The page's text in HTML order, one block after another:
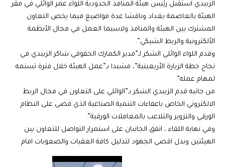
الزبيدي استقبل رئيس هيئة المنافذ الحدودية اللواء عمر الوائلي في مقر
الهيئة بالعاصمة بغداد وناقشا عدة مواضيع فيما يخص التعاون
المشترك بين الهيئة والمنافذ ولاسيما العمل في مجال الأنظمة
الألكترونية والربط الشبكي”.
وقدم اللواء الوائلي الشكر لـ”مدير الكمارك الحقوقي شاكر الزبيدي في
نجاح خطة الزيارة الأربعينية”، مشيدا بـ”عمل الهيئة خلال فترة تسنمه
لمهام عمله”.
من جانبه قدم الزبيدي الشكر بـ”الوائلي على التعاون في مجال الربط
الالكتروني الخاص باعفاءات التنمية الصناعية الذي قضى على النظام
الورقي والتزوير والتلاعب بالمعاملات الورقية”.
وفي نهاية اللقاء ، اتفق الجانبان على استمرار التواصل للتعاون بين
الهيئتين وبذل اقصى الجهود لتذليل كافة العقبات والصعوبات امام